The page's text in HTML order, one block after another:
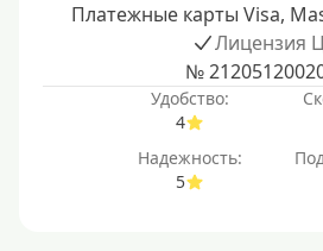
Платежные карты Visa,
Лицензия
№
Удобство:
4
Надежность:
5